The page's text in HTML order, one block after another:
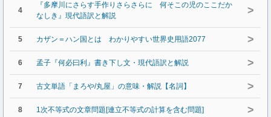
4
『多摩川にさらす手作りさらさらに 何そこの児のここだか
なしき』現代語訳と解説
>
5 カザン＝ハン国とは わかりやすい世界史用語2077 >
6 孟子『何必曰利』書き下し文・現代語訳と解説 >
7 古文単語「まろや/丸屋」の意味・解説【名詞】 >
8 1次不等式の文章問題[連立不等式の計算を含む問題] >